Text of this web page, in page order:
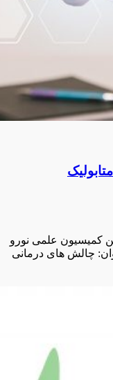
کمیسیون علمی نورو
امتیاز بازآموزی:191647) عنوان: چالش های درمانی